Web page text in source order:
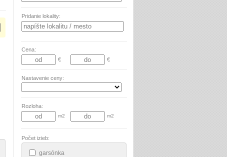
Pridanie lokality:
Cena:
€
€
Nastavenie ceny:
Rozloha:
m2 m2
Počet izieb:
garsónka